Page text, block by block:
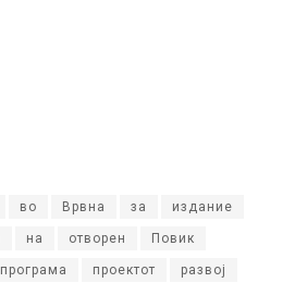
во Врвна за издание
на отворен Повик
програма проектот развој